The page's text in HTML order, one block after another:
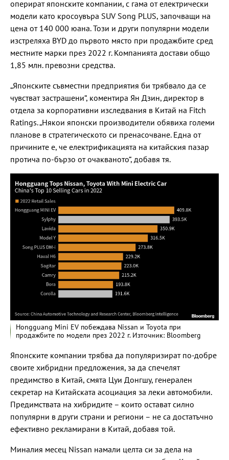
оперират японските компании, с гама от електрически
модели като кросоувъра SUV Song PLUS, започващи на
цена от 140 000 юана. Този и други популярни модели
изстреляха BYD до първото място при продажбите сред
местните марки през 2022 г. Компанията достави общо
1,85 млн. превозни средства.
„Японските съвместни предприятия би трябвало да се
чувстват застрашени“, коментира Ян Дзин, директор в
отдела за корпоративни изследвания в Китай на Fitch
Ratings. „Някои японски производители обявиха големи
планове в стратегическото си пренасочване. Една от
причините е, че електрификацията на китайския пазар
протича по-бързо от очакваното“, добавя тя.
Hongguang Mini EV побеждава Nissan и Toyota при
продажбите по модели през 2022 г. Източник: Bloomberg
Японските компании трябва да популяризират по-добре
своите хибридни предложения, за да спечелят
предимство в Китай, смята Цуи Донгшу, генерален
секретар на Китайската асоциация за леки автомобили.
Предимствата на хибридите – които остават силно
популярни в други страни и региони – не са достатъчно
ефективно рекламирани в Китай, добавя той.
Миналия месец Nissan намали целта си за дела на